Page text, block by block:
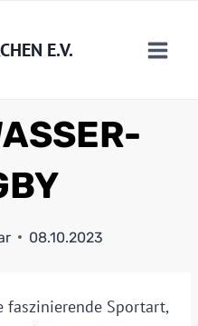
E.V.
08.10.2023
faszinierende Sportart,